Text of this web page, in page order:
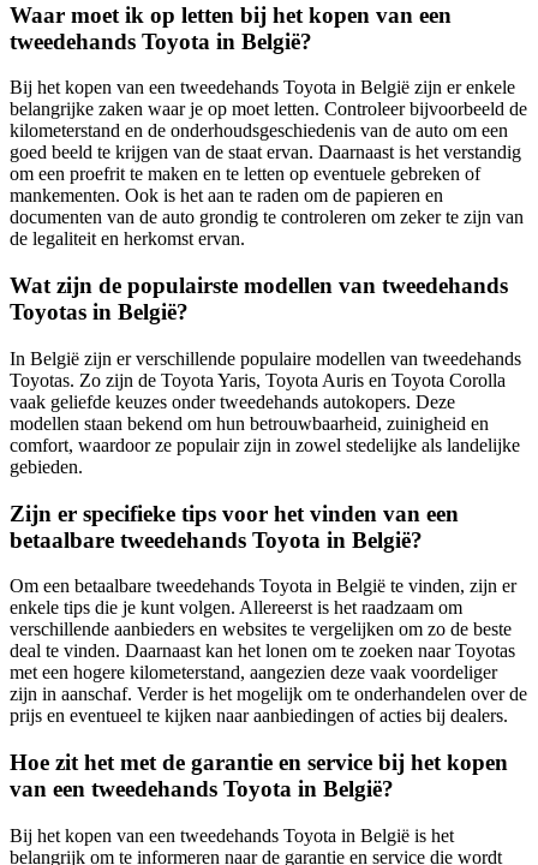
Waar moet ik op letten bij het kopen van een
tweedehands Toyota in België?
Bij het kopen van een tweedehands Toyota in België zijn er enkele
belangrijke zaken waar je op moet letten. Controleer bijvoorbeeld de
kilometerstand en de onderhoudsgeschiedenis van de auto om een
goed beeld te krijgen van de staat ervan. Daarnaast is het verstandig
om een proefrit te maken en te letten op eventuele gebreken of
mankementen. Ook is het aan te raden om de papieren en
documenten van de auto grondig te controleren om zeker te zijn van
de legaliteit en herkomst ervan.
Wat zijn de populairste modellen van tweedehands
Toyotas in België?
In België zijn er verschillende populaire modellen van tweedehands
Toyotas. Zo zijn de Toyota Yaris, Toyota Auris en Toyota Corolla
vaak geliefde keuzes onder tweedehands autokopers. Deze
modellen staan bekend om hun betrouwbaarheid, zuinigheid en
comfort, waardoor ze populair zijn in zowel stedelijke als landelijke
gebieden.
Zijn er specifieke tips voor het vinden van een
betaalbare tweedehands Toyota in België?
Om een betaalbare tweedehands Toyota in België te vinden, zijn er
enkele tips die je kunt volgen. Allereerst is het raadzaam om
verschillende aanbieders en websites te vergelijken om zo de beste
deal te vinden. Daarnaast kan het lonen om te zoeken naar Toyotas
met een hogere kilometerstand, aangezien deze vaak voordeliger
zijn in aanschaf. Verder is het mogelijk om te onderhandelen over de
prijs en eventueel te kijken naar aanbiedingen of acties bij dealers.
Hoe zit het met de garantie en service bij het kopen
van een tweedehands Toyota in België?
Bij het kopen van een tweedehands Toyota in België is het
belangrijk om te informeren naar de garantie en service die wordt